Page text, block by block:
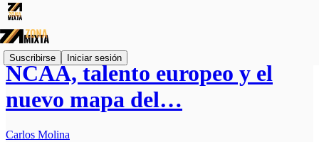
Suscribirse Iniciar sesión
NCAA, talento europeo y el
nuevo mapa del…
Carlos Molina